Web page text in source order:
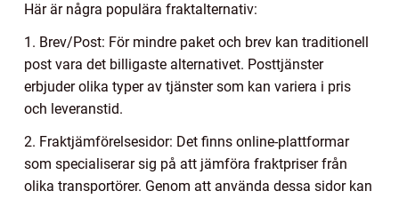
Här är några populära fraktalternativ:
1. Brev/Post: För mindre paket och brev kan traditionell
post vara det billigaste alternativet. Posttjänster
erbjuder olika typer av tjänster som kan variera i pris
och leveranstid.
2. Fraktjämförelsesidor: Det finns online-plattformar
som specialiserar sig på att jämföra fraktpriser från
olika transportörer. Genom att använda dessa sidor kan